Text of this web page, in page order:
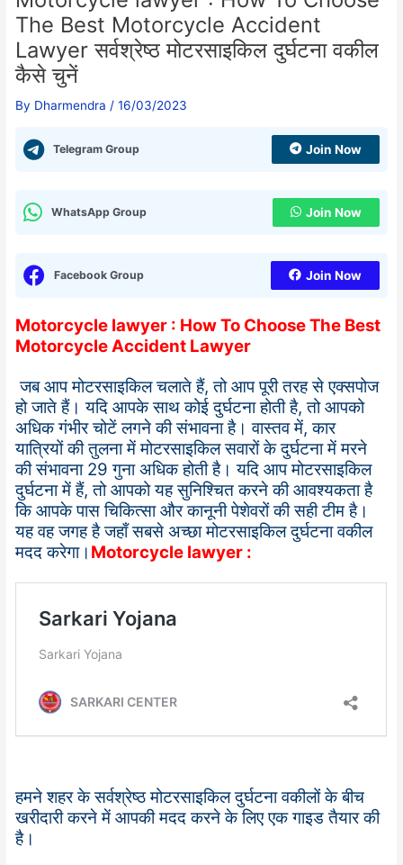
The Best Motorcycle Accident
Lawyer सर्वश्रेष्ठ मोटरसाइकिल दुर्घटना वकील
कैसे चुनें
By Dharmendra /16/03/2023
Telegram Group Join Now
WhatsApp Group Join Now
Facebook Group Join Now
Motorcycle lawyer : How To Choose The Best
Motorcycle Accident Lawyer
जब आप मोटरसाइकिल चलाते हैं, तो आप पूरी तरह से एक्सपोज
हो जाते हैं। यदि आपके साथ कोई दुर्घटना होती है, तो आपको
अधिक गंभीर चोटें लगने की संभावना है। वास्तव में, कार
यात्रियों की तुलना में मोटरसाइकिल सवारों के दुर्घटना में मरने
की संभावना 29 गुना अधिक होती है। यदि आप मोटरसाइकिल
दुर्घटना में हैं, तो आपको यह सुनिश्चित करने की आवश्यकता है
कि आपके पास चिकित्सा और कानूनी पेशेवरों की सही टीम है।
यह वह जगह है जहाँ सबसे अच्छा मोटरसाइकिल दुर्घटना वकील
मदद करेगा। Motorcycle lawyer :
हमने शहर के सर्वश्रेष्ठ मोटरसाइकिल दुर्घटना वकीलों के बीच
खरीदारी करने में आपकी मदद करने के लिए एक गाइड तैयार की
है।